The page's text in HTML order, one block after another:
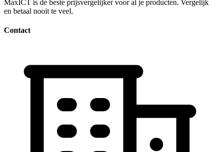
MaxICT is de beste prijsvergelijker voor al je producten. Vergelijk
en betaal nooit te veel.
Contact